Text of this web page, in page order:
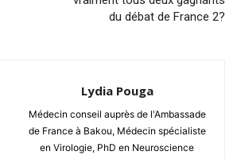
du débat de France 2?
Lydia Pouga
Médecin conseil auprès de l'Ambassade
de France à Bakou, Médecin spécialiste
en Virologie, PhD en Neuroscience